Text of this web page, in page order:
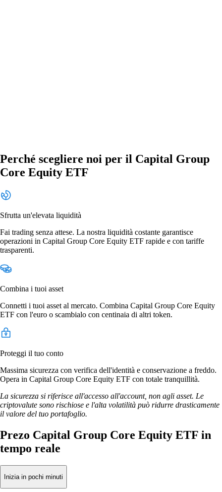
Perché scegliere noi per il Capital Group
Core Equity ETF
Sfrutta un'elevata liquidità
Fai trading senza attese. La nostra liquidità costante garantisce
operazioni in Capital Group Core Equity ETF rapide e con tariffe
trasparenti.
Combina i tuoi asset
Connetti i tuoi asset al mercato. Combina Capital Group Core Equity
ETF con l'euro o scambialo con centinaia di altri token.
Proteggi il tuo conto
Massima sicurezza con verifica dell'identità e conservazione a freddo.
Opera in Capital Group Core Equity ETF con totale tranquillità.
La sicurezza si riferisce all'accesso all'account, non agli asset. Le
criptovalute sono rischiose e l'alta volatilità può ridurre drasticamente
il valore del tuo portafoglio.
Prezo Capital Group Core Equity ETF in
tempo reale
Inizia in pochi minuti